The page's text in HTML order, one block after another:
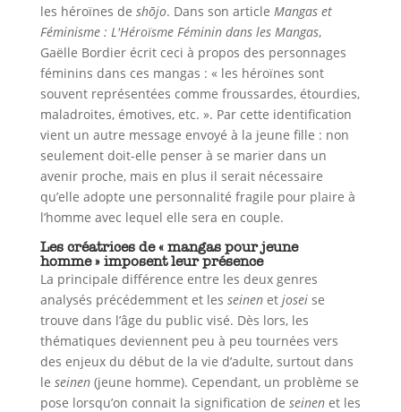
les héroïnes de shōjo. Dans son article Mangas et
Féminisme : L'Héroïsme Féminin dans les Mangas,
Gaëlle Bordier écrit ceci à propos des personnages
féminins dans ces mangas : « les héroïnes sont
souvent représentées comme froussardes, étourdies,
maladroites, émotives, etc. ». Par cette identification
vient un autre message envoyé à la jeune fille : non
seulement doit-elle penser à se marier dans un
avenir proche, mais en plus il serait nécessaire
qu’elle adopte une personnalité fragile pour plaire à
l’homme avec lequel elle sera en couple.
Les créatrices de « mangas pour jeune
homme » imposent leur présence
La principale différence entre les deux genres
analysés précédemment et les seinen et joseise
trouve dans l’âge du public visé. Dès lors, les
thématiques deviennent peu à peu tournées vers
des enjeux du début de la vie d’adulte, surtout dans
le seinen (jeune homme). Cependant, un problème se
pose lorsqu’on connait la signification de seinenet les